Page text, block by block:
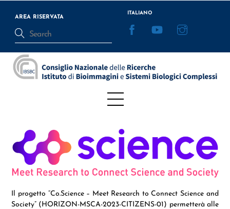
content
AREA RISERVATA
ITALIANO
Menu
Il progetto “Co.Science – Meet Research to Connect Science and
Society” (HORIZON-MSCA-2023-CITIZENS-01) permetterà alle